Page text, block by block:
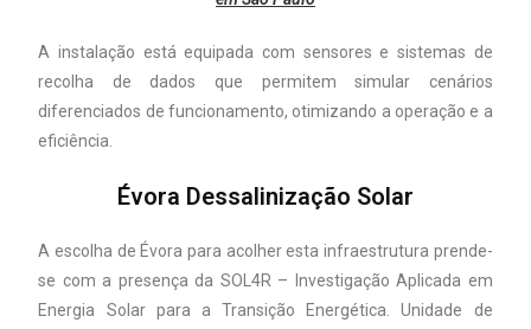
A instalação está equipada com sensores e sistemas de
recolha de dados que permitem simular cenários
diferenciados de funcionamento, otimizando a operação e a
eficiência.
Évora Dessalinização Solar
A escolha de Évora para acolher esta infraestrutura prende-
se com a presença da SOL4R – Investigação Aplicada em
Energia Solar para a Transição Energética. Unidade de